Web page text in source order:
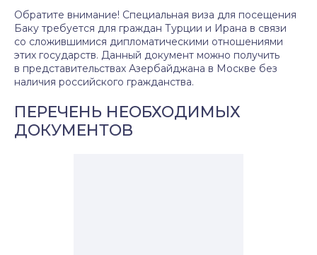
Обратите внимание! Специальная виза для посещения
Баку требуется для граждан Турции и Ирана в связи
со сложившимися дипломатическими отношениями
этих государств. Данный документ можно получить
в представительствах Азербайджана в Москве без
наличия российского гражданства.
ПЕРЕЧЕНЬ НЕОБХОДИМЫХ
ДОКУМЕНТОВ